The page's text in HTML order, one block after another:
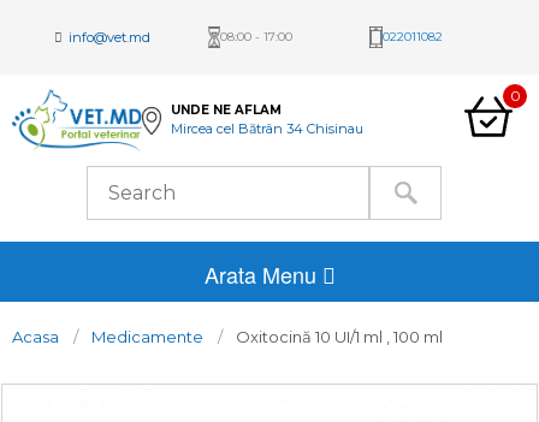
info@vet.md 08:00 - 17:00 022011082
UNDE NE AFLAM
Mircea cel Bătrân 34 Chisinau
0
Arata Menu
Acasa Medicamente Oxitocină 10 UI/1 ml , 100 ml